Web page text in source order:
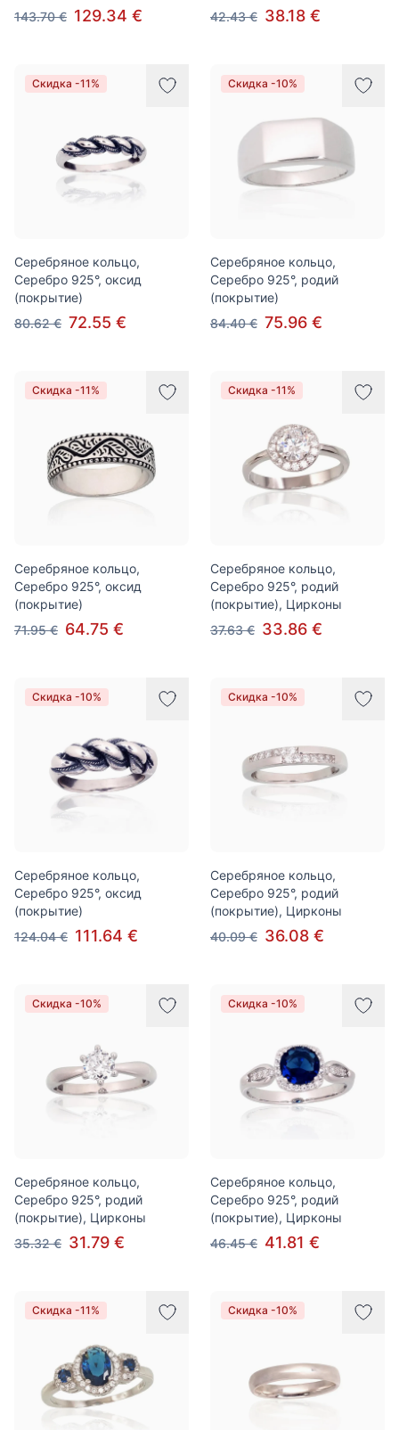
143.70 € 129.34 €
42.43 € 38.18 €
Скидка -11%
Серебряное кольцо,
Серебро 925°, оксид
(покрытие)
80.62 € 72.55 €
Скидка -10%
Серебряное кольцо,
Серебро 925°, родий
(покрытие)
84.40 € 75.96 €
Скидка -11%
Серебряное кольцо,
Серебро 925°, оксид
(покрытие)
71.95 € 64.75 €
Скидка -11%
Серебряное кольцо,
Серебро 925°, родий
(покрытие), Цирконы
37.63 € 33.86 €
Скидка -10%
Серебряное кольцо,
Серебро 925°, оксид
(покрытие)
124.04 € 111.64 €
Скидка -10%
Серебряное кольцо,
Серебро 925°, родий
(покрытие), Цирконы
40.09 € 36.08 €
Скидка -10%
Серебряное кольцо,
Серебро 925°, родий
(покрытие), Цирконы
35.32 € 31.79 €
Скидка -10%
Серебряное кольцо,
Серебро 925°, родий
(покрытие), Цирконы
46.45 € 41.81 €
Скидка -11% Скидка -10%